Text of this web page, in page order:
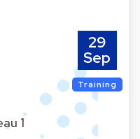
1
29
Sep
Training